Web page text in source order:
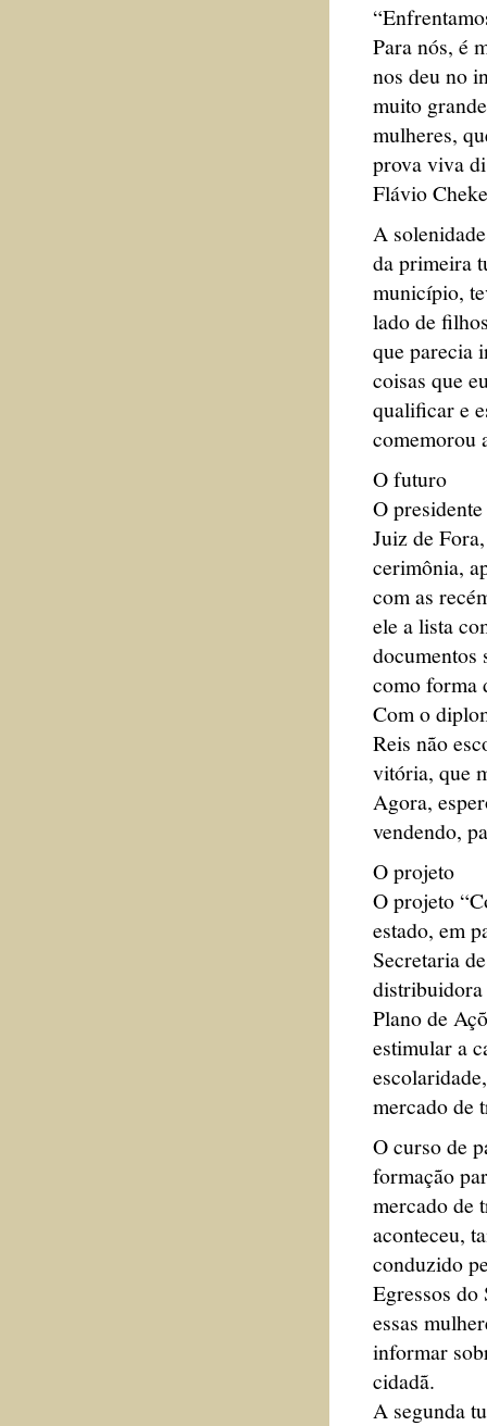
Para nós, é
nos deu no
muito
mulheres,
prova viva
Flávio
A
da primeira
município,
lado de
que parecia
coisas que
qualificar e
comemorou
O futuro
O
Juiz de
cerimônia,
com as
ele a lista
documentos
como forma
Com o
Reis não
vitória, que
Agora,
vendendo,
O projeto
O projeto
estado, em
Secretaria
Plano de
estimular a
mercado de
O curso de
formação
mercado de
aconteceu,
conduzido
Egressos do
essas
informar
cidadã.
A segunda